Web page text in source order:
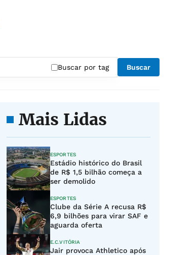
Buscar por tag Buscar
Mais Lidas
ESPORTES
Estádio histórico do Brasil
de R$ 1,5 bilhão começa a
ser demolido
ESPORTES
Clube da Série A recusa R$
6,9 bilhões para virar SAF e
aguarda oferta
E.C.VITÓRIA
Jair provoca Athletico após